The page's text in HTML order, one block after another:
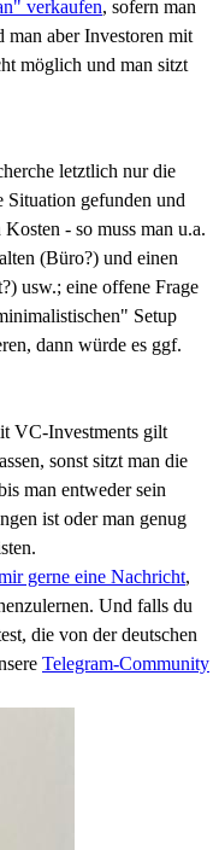
verkaufen, sofern man
aber Investoren mit
möglich und man sitzt
letztlich nur die
gefunden und
- so muss man u.a.
(Büro?) und einen
usw.; eine offene Frage
Setup
dann würde es ggf.
VC-Investments gilt
sonst sitzt man die
man entweder sein
ist oder man genug
gerne eine Nachricht,
Und falls du
die von der deutschen
Telegram-Community